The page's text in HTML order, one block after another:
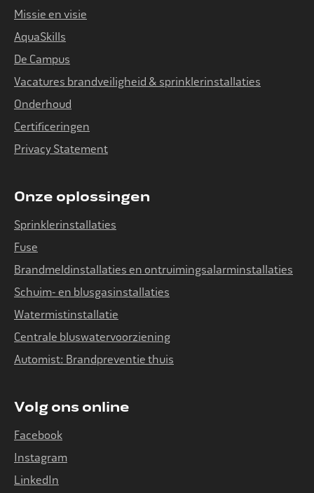
Missie en visie
AquaSkills
De Campus
Vacatures brandveiligheid & sprinklerinstallaties
Onderhoud
Certificeringen
Privacy Statement
Onze oplossingen
Sprinklerinstallaties
Fuse
Brandmeldinstallaties en ontruimingsalarminstallaties
Schuim- en blusgasinstallaties
Watermistinstallatie
Centrale bluswatervoorziening
Automist: Brandpreventie thuis
Volg ons online
Facebook
Instagram
LinkedIn